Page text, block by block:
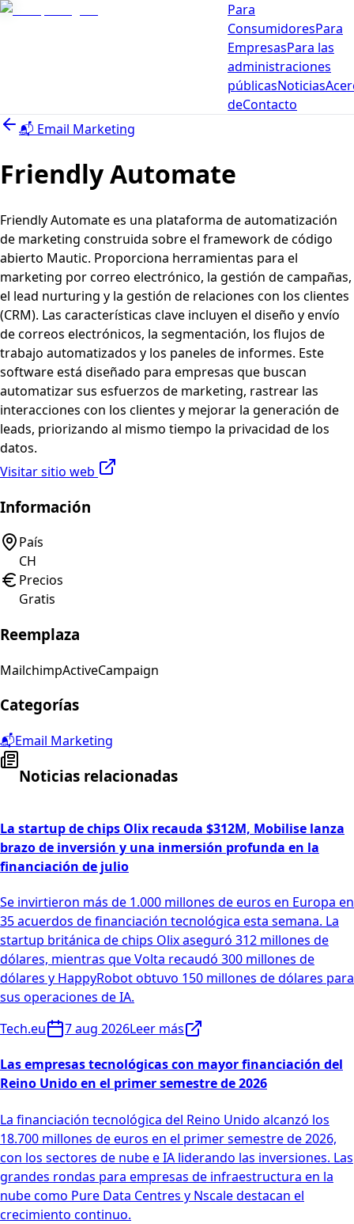
Para
ConsumidoresPara
EmpresasPara las
administraciones
públicasNoticias
deContacto
📬 Email Marketing
Friendly Automate
Friendly Automate es una plataforma de automatización
de marketing construida sobre el framework de código
abierto Mautic. Proporciona herramientas para el
marketing por correo electrónico, la gestión de campañas,
el lead nurturing y la gestión de relaciones con los clientes
(CRM). Las características clave incluyen el diseño y envío
de correos electrónicos, la segmentación, los flujos de
trabajo automatizados y los paneles de informes. Este
software está diseñado para empresas que buscan
automatizar sus esfuerzos de marketing, rastrear las
interacciones con los clientes y mejorar la generación de
leads, priorizando al mismo tiempo la privacidad de los
datos.
Visitar sitio web
Información
País
CH
Precios
Gratis
Reemplaza
MailchimpActiveCampaign
Categorías
📬Email Marketing
Noticias relacionadas
La startup de chips Olix recauda $312M, Mobilise lanza
brazo de inversión y una inmersión profunda en la
financiación de julio
Se invirtieron más de 1.000 millones de euros en Europa en
35 acuerdos de financiación tecnológica esta semana. La
startup británica de chips Olix aseguró 312 millones de
dólares, mientras que Volta recaudó 300 millones de
dólares y HappyRobot obtuvo 150 millones de dólares para
sus operaciones de IA.
Tech.eu
7 aug 2026Leer más
Las empresas tecnológicas con mayor financiación del
Reino Unido en el primer semestre de 2026
La financiación tecnológica del Reino Unido alcanzó los
18.700 millones de euros en el primer semestre de 2026,
con los sectores de nube e IA liderando las inversiones. Las
grandes rondas para empresas de infraestructura en la
nube como Pure Data Centres y Nscale destacan el
crecimiento continuo.